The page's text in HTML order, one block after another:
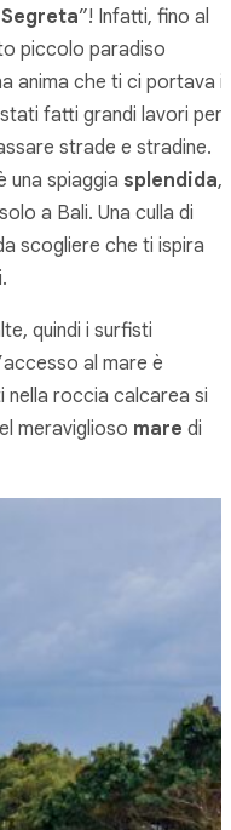
”! Infatti, fino al
piccolo paradiso
anima che ti ci portava
fatti grandi lavori per
strade e stradine.
una spiaggia splendida,
a Bali. Una culla di
scogliere che ti ispira
quindi i surfisti
al mare è
nella roccia calcarea si
meraviglioso mare di